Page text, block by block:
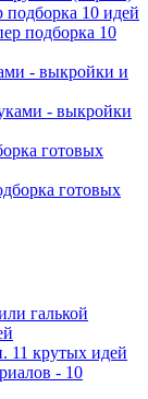
подборка 10 идей
- выкройки и
готовых
галькой
11 крутых идей
- 10